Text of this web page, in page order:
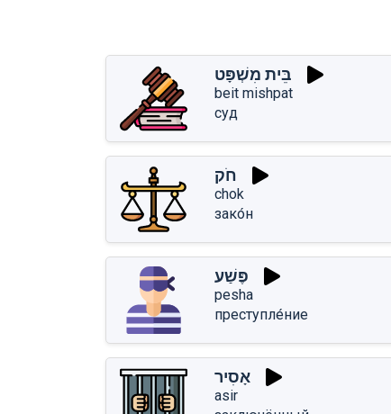
בֵּית מִשְׁפָּט
beit mishpat
суд
חֹק
chok
зако́н
פֶּשַׁע
pesha
преступле́ние
אָסִיר
asir